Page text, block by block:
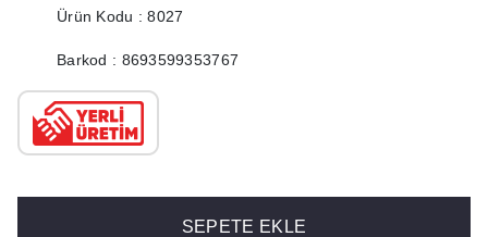
Ürün Kodu : 8027
Barkod : 8693599353767
SEPETE EKLE